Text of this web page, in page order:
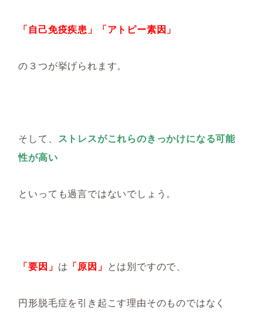
「自己免疫疾患」「アトピー素因」
の３つが挙げられます。
そして、 ストレスがこれらのきっかけになる可能
性が高い
といっても過言ではないでしょう。
「要因」 は 「原因」 とは別ですので、
円形脱毛症を引き起こす理由そのものではなく